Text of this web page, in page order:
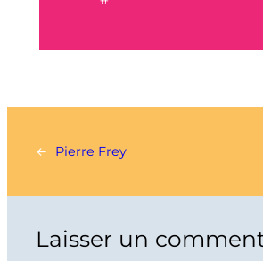
← Pierre Frey
Laisser un